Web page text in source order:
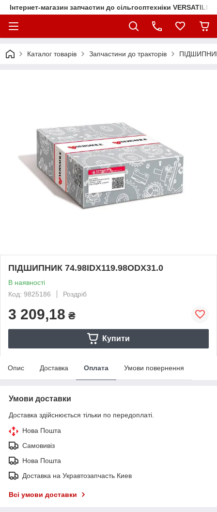
Інтернет-магазин запчастин до сільгосптехніки VERSATILE
Каталог товарів Запчастини до тракторів
ПІДШИПНИК 74.98IDX119.98ODX31.0
В наявності
Код: 9825186
Роздріб
3 209,18 ₴
Купити
Опис Доставка Оплата Умови повернення
Умови доставки
Доставка здійснюється тільки по передоплаті.
Нова Пошта
Самовивіз
Нова Пошта
Доставка на Укравтозапчасть Киев
Всі умови доставки